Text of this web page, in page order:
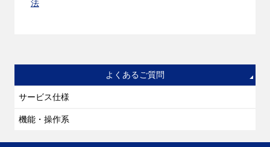
法
よくあるご質問
サービス仕様
機能・操作系